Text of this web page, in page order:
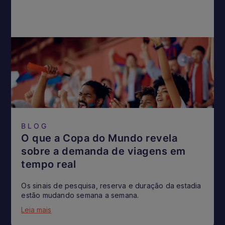
BLOG
O que a Copa do Mundo revela
sobre a demanda de viagens em
tempo real
Os sinais de pesquisa, reserva e duração da estadia
estão mudando semana a semana.
Leia mais